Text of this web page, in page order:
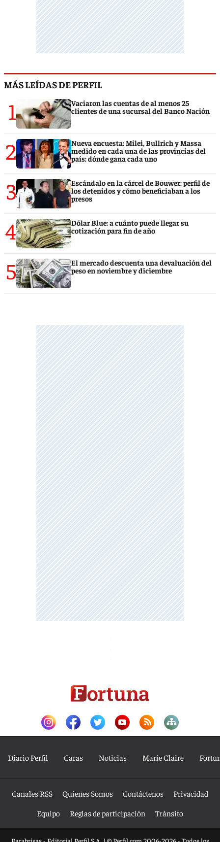
MÁS LEÍDAS DE PERFIL
1
Vaciaron las cuentas de al menos 25
clientes de una sucursal del Banco Nación
2
Nueva encuesta: Milei, Bullrich y Massa
medido en cada una de las provincias del
país: dónde gana cada uno
3
Escándalo en la cárcel de Bouwer: perfil de
los detenidos y cómo beneficiaban a los
presos
4
Dólar Blue: a cuánto puede llegar su
cotización para fin de año
5
El mercado descuenta una devaluación del
peso en noviembre y diciembre
Diario Perfil Caras Noticias Marie Claire
Canales RSS Quienes Somos Contáctenos
Privacidad
Equipo
Reglas de participación Tránsito